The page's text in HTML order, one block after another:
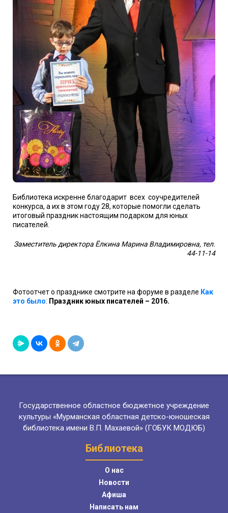
Библиотека искренне благодарит всех соучредителей
конкурса, а их в этом году 28, которые помогли сделать
итоговый праздник настоящим подарком для юных
писателей.
Заместитель директора Ёлкина Марина Владимировна, тел.
44-11-14
Фотоотчет о празднике смотрите на форуме в разделе Как
это было: Праздник юных писателей – 2016.
Государственное областное бюджетное учреждение
культуры «Мурманская областная детско-юношеская
библиотека имени В.П. Махаевой» (ГОБУК МОДЮБ)
Библиотека
О нас
Новости
Афиша
Написать нам